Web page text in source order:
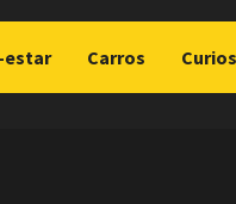
estar Carros